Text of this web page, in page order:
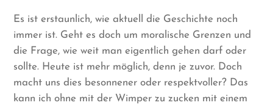
Es ist erstaunlich, wie aktuell die Geschichte noch
immer ist. Geht es doch um moralische Grenzen und
die Frage, wie weit man eigentlich gehen darf oder
sollte. Heute ist mehr möglich, denn je zuvor. Doch
macht uns dies besonnener oder respektvoller? Das
kann ich ohne mit der Wimper zu zucken mit einem